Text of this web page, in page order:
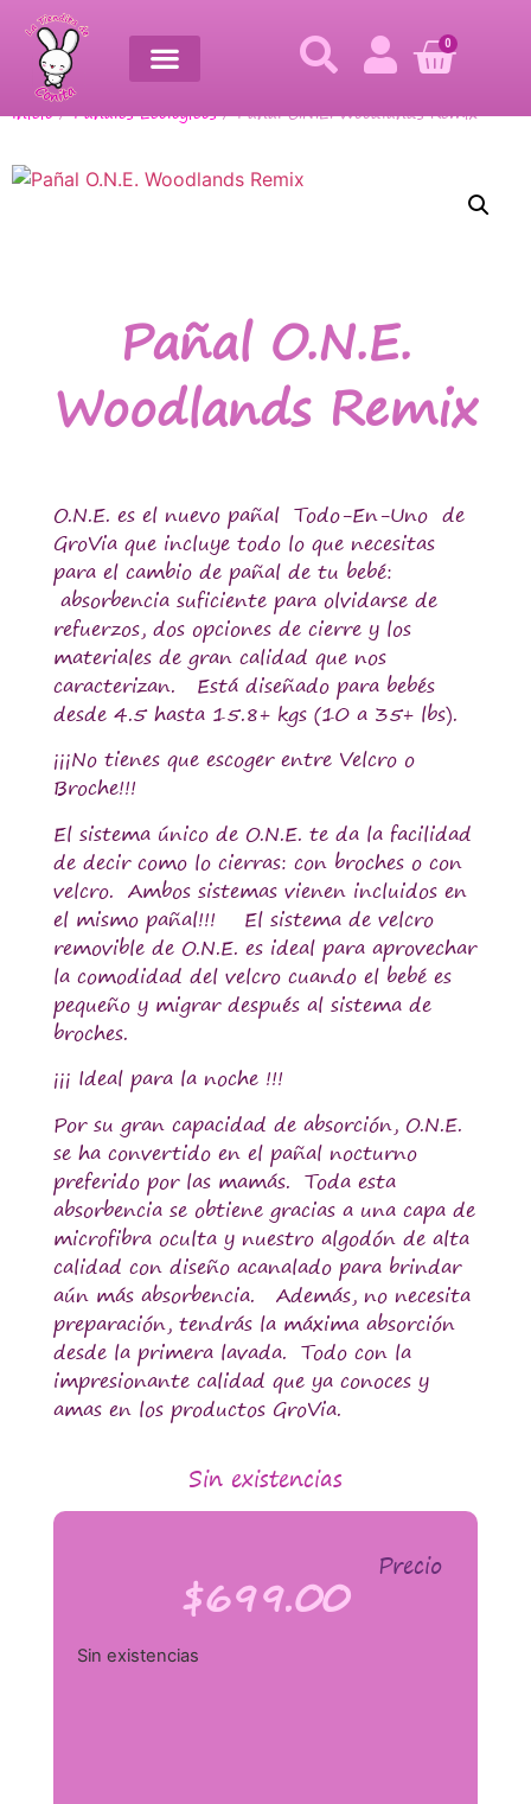
0
Inicio/Pañales Ecológicos/ Pañal O.N.E. Woodlands Remix
Pañal O.N.E.
Woodlands Remix
O.N.E. es el nuevo pañal Todo-En-Uno de
GroVia que incluye todo lo que necesitas
para el cambio de pañal de tu bebé:
absorbencia suficiente para olvidarse de
refuerzos, dos opciones de cierre y los
materiales de gran calidad que nos
caracterizan. Está diseñado para bebés
desde 4.5 hasta 15.8+ kgs (10 a 35+ lbs).
¡¡¡No tienes que escoger entre Velcro o
Broche!!!
El sistema único de O.N.E. te da la facilidad
de decir como lo cierras: con broches o con
velcro. Ambos sistemas vienen incluidos en
el mismo pañal!!! El sistema de velcro
removible de O.N.E. es ideal para aprovechar
la comodidad del velcro cuando el bebé es
pequeño y migrar después al sistema de
broches.
¡¡¡ Ideal para la noche !!!
Por su gran capacidad de absorción, O.N.E.
se ha convertido en el pañal nocturno
preferido por las mamás. Toda esta
absorbencia se obtiene gracias a una capa de
microfibra oculta y nuestro algodón de alta
calidad con diseño acanalado para brindar
aún más absorbencia. Además, no necesita
preparación, tendrás la máxima absorción
desde la primera lavada. Todo con la
impresionante calidad que ya conoces y
amas en los productos GroVia.
Sin existencias
Precio
$699.00
Sin existencias